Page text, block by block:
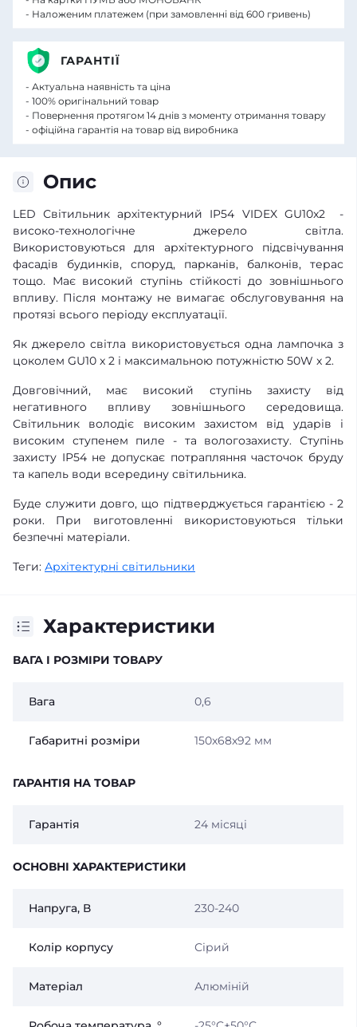
Опис
LED Світильник архітектурний IP54 VIDEX GU10x2 -
високо-технологічне джерело світла.
Використовуються для архітектурного підсвічування
фасадів будинків, споруд, парканів, балконів, терас
тощо. Має високий ступінь стійкості до зовнішнього
впливу. Після монтажу не вимагає обслуговування на
протязі всього періоду експлуатації.
Як джерело світла використовується одна лампочка з
цоколем GU10 x 2 і максимальною потужністю 50W x 2.
Довговічний, має високий ступінь захисту від
негативного впливу зовнішнього середовища.
Світильник володіє високим захистом від ударів і
високим ступенем пиле - та вологозахисту. Ступінь
захисту IР54 не допускає потрапляння часточок бруду
та капель води всередину світильника.
Буде служити довго, що підтверджується гарантією - 2
роки. При виготовленні використовуються тільки
безпечні матеріали.
Теги: Архітектурні світильники
Характеристики
ВАГА І РОЗМІРИ ТОВАРУ
Вага 0,6
Габаритні розміри 150x68x92 мм
ГАРАНТІЯ НА ТОВАР
Гарантія 24 місяці
ОСНОВНІ ХАРАКТЕРИСТИКИ
Напруга, В 230-240
Колір корпусу Сірий
Матеріал Алюміній
- Наложеним платежем (при замовленні від 600 гривень)
ГАРАНТІЇ
- Актуальна наявність та ціна
- 100% оригінальний товар
- Повернення протягом 14 днів з моменту отримання товару
- офіційна гарантія на товар від виробника